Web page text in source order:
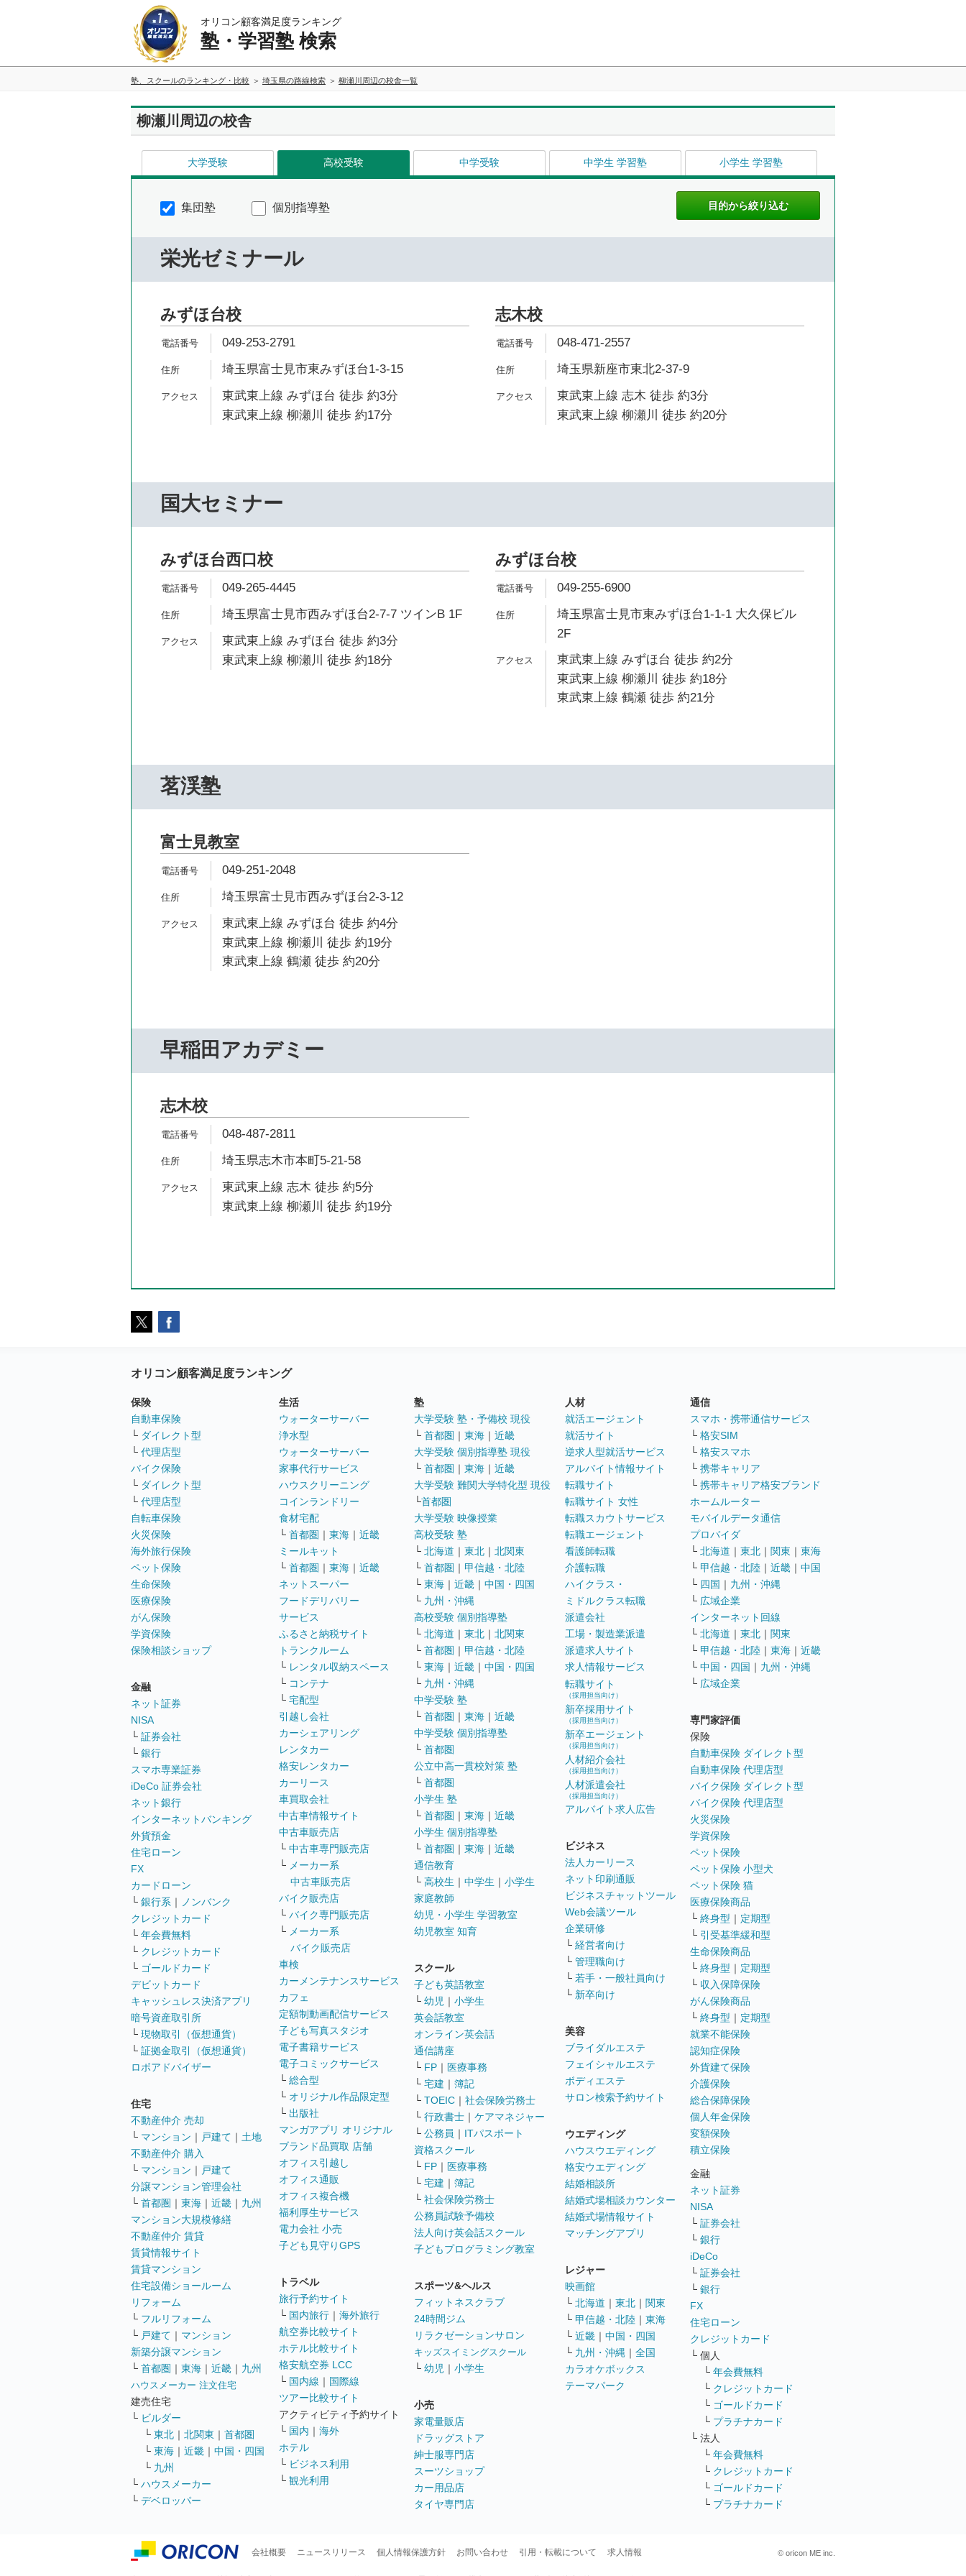
オリコン顧客満足度ランキング
塾・学習塾 検索
塾、スクールのランキング・比較 埼玉県の路線検索 柳瀬川周辺の校舎一覧
柳瀬川周辺の校舎
大学受験 高校受験 中学受験 中学生 学習塾 小学生 学習塾
集団塾 個別指導塾
栄光ゼミナール
みずほ台校
049-253-2791
埼玉県富士見市東みずほ台1-3-15
東武東上線 みずほ台 徒歩 約3分
東武東上線 柳瀬川 徒歩 約17分
志木校
048-471-2557
埼玉県新座市東北2-37-9
東武東上線 志木 徒歩 約3分
東武東上線 柳瀬川 徒歩 約20分
国大セミナー
みずほ台西口校
049-265-4445
埼玉県富士見市西みずほ台2-7-7 ツインB 1F
東武東上線 みずほ台 徒歩 約3分
東武東上線 柳瀬川 徒歩 約18分
みずほ台校
049-255-6900
埼玉県富士見市東みずほ台1-1-1 大久保ビル
2F
東武東上線 みずほ台 徒歩 約2分
東武東上線 柳瀬川 徒歩 約18分
東武東上線 鶴瀬 徒歩 約21分
茗渓塾
富士見教室
049-251-2048
埼玉県富士見市西みずほ台2-3-12
東武東上線 みずほ台 徒歩 約4分
東武東上線 柳瀬川 徒歩 約19分
東武東上線 鶴瀬 徒歩 約20分
早稲田アカデミー
志木校
048-487-2811
埼玉県志木市本町5-21-58
東武東上線 志木 徒歩 約5分
東武東上線 柳瀬川 徒歩 約19分
オリコン顧客満足度ランキング
保険
自動車保険
└ ダイレクト型
└ 代理店型
バイク保険
└ ダイレクト型
└ 代理店型
自転車保険
火災保険
海外旅行保険
ペット保険
生命保険
医療保険
がん保険
学資保険
保険相談ショップ
金融
ネット証券
NISA
└ 証券会社
└ 銀行
スマホ専業証券
iDeCo 証券会社
ネット銀行
インターネットバンキング
外貨預金
住宅ローン
FX
カードローン
└ 銀行系 ｜
ノンバンク
クレジットカード
└ 年会費無料
└ クレジットカード
└ ゴールドカード
デビットカード
キャッシュレス決済アプリ
暗号資産取引所
└ 現物取引（仮想通貨）
└ 証拠金取引（仮想通貨）
ロボアドバイザー
住宅
不動産仲介 売却
└ マンション ｜ 戸建て ｜ 土地
不動産仲介 購入
└ マンション ｜ 戸建て
分譲マンション管理会社
└ 首都圏 ｜ 東海 ｜ 近畿 ｜ 九州
マンション大規模修繕
不動産仲介 賃貸
賃貸情報サイト
賃貸マンション
住宅設備ショールーム
リフォーム
└ フルリフォーム
└ 戸建て ｜ マンション
新築分譲マンション
└ 首都圏 ｜ 東海 ｜ 近畿 ｜ 九州
ハウスメーカー 注文住宅
建売住宅
└ ビルダー
└ 東北 ｜ 北関東 ｜ 首都圏
└ 東海 ｜ 近畿 ｜ 中国・四国
└ 九州
└ ハウスメーカー
└ デベロッパー
生活
ウォーターサーバー
浄水型
ウォーターサーバー
家事代行サービス
ハウスクリーニング
コインランドリー
食材宅配
└ 首都圏 ｜ 東海 ｜ 近畿
ミールキット
└ 首都圏 ｜ 東海 ｜ 近畿
ネットスーパー
フードデリバリー
サービス
ふるさと納税サイト
トランクルーム
└ レンタル収納スペース
└ コンテナ
└ 宅配型
引越し会社
カーシェアリング
レンタカー
格安レンタカー
カーリース
車買取会社
中古車情報サイト
中古車販売店
└ 中古車専門販売店
└ メーカー系
中古車販売店
バイク販売店
└ バイク専門販売店
└ メーカー系
バイク販売店
車検
カーメンテナンスサービス
カフェ
定額制動画配信サービス
子ども写真スタジオ
電子書籍サービス
電子コミックサービス
└ 総合型
└ オリジナル作品限定型
└ 出版社
マンガアプリ オリジナル
ブランド品買取 店舗
オフィス引越し
オフィス通販
オフィス複合機
福利厚生サービス
電力会社 小売
子ども見守りGPS
トラベル
旅行予約サイト
└ 国内旅行 ｜ 海外旅行
航空券比較サイト
ホテル比較サイト
格安航空券 LCC
└ 国内線 ｜ 国際線
ツアー比較サイト
アクティビティ予約サイト
└ 国内 ｜ 海外
ホテル
└ ビジネス利用
└ 観光利用
塾
大学受験 塾・予備校 現役
└ 首都圏 ｜ 東海 ｜ 近畿
大学受験 個別指導塾 現役
└ 首都圏 ｜ 東海 ｜ 近畿
大学受験 難関大学特化型 現役
└首都圏
大学受験 映像授業
高校受験 塾
└ 北海道 ｜ 東北 ｜ 北関東
└ 首都圏 ｜ 甲信越・北陸
└ 東海 ｜ 近畿 ｜ 中国・四国
└ 九州・沖縄
高校受験 個別指導塾
└ 北海道 ｜ 東北 ｜ 北関東
└ 首都圏 ｜ 甲信越・北陸
└ 東海 ｜ 近畿 ｜ 中国・四国
└ 九州・沖縄
中学受験 塾
└ 首都圏 ｜ 東海 ｜ 近畿
中学受験 個別指導塾
└ 首都圏
公立中高一貫校対策 塾
└ 首都圏
小学生 塾
└ 首都圏 ｜ 東海 ｜ 近畿
小学生 個別指導塾
└ 首都圏 ｜ 東海 ｜ 近畿
通信教育
└ 高校生 ｜ 中学生 ｜ 小学生
家庭教師
幼児・小学生 学習教室
幼児教室 知育
スクール
子ども英語教室
└ 幼児 ｜ 小学生
英会話教室
オンライン英会話
通信講座
└ FP ｜ 医療事務
└ 宅建 ｜ 簿記
└ TOEIC ｜ 社会保険労務士
└ 行政書士 ｜ ケアマネジャー
└ 公務員 ｜ ITパスポート
資格スクール
└ FP ｜ 医療事務
└ 宅建 ｜ 簿記
└ 社会保険労務士
公務員試験予備校
法人向け英会話スクール
子どもプログラミング教室
スポーツ&ヘルス
フィットネスクラブ
24時間ジム
リラクゼーションサロン
キッズスイミングスクール
└ 幼児 ｜ 小学生
小売
家電量販店
ドラッグストア
紳士服専門店
スーツショップ
カー用品店
タイヤ専門店
人材
就活エージェント
就活サイト
逆求人型就活サービス
アルバイト情報サイト
転職サイト
転職サイト 女性
転職スカウトサービス
転職エージェント
看護師転職
介護転職
ハイクラス・
ミドルクラス転職
派遣会社
工場・製造業派遣
派遣求人サイト
求人情報サービス
転職サイト
（採用担当向け）
新卒採用サイト
（採用担当向け）
新卒エージェント
（採用担当向け）
人材紹介会社
（採用担当向け）
人材派遣会社
（採用担当向け）
アルバイト求人広告
ビジネス
法人カーリース
ネット印刷通販
ビジネスチャットツール
Web会議ツール
企業研修
└ 経営者向け
└ 管理職向け
└ 若手・一般社員向け
└ 新卒向け
美容
ブライダルエステ
フェイシャルエステ
ボディエステ
サロン検索予約サイト
ウエディング
ハウスウエディング
格安ウエディング
結婚相談所
結婚式場相談カウンター
結婚式場情報サイト
マッチングアプリ
レジャー
映画館
└ 北海道 ｜ 東北 ｜ 関東
└ 甲信越・北陸 ｜ 東海
└ 近畿 ｜ 中国・四国
└ 九州・沖縄 ｜ 全国
カラオケボックス
テーマパーク
通信
スマホ・携帯通信サービス
└ 格安SIM
└ 格安スマホ
└ 携帯キャリア
└ 携帯キャリア格安ブランド
ホームルーター
モバイルデータ通信
プロバイダ
└ 北海道 ｜ 東北 ｜ 関東 ｜ 東海
└ 甲信越・北陸 ｜ 近畿 ｜ 中国
└ 四国 ｜ 九州・沖縄
└ 広域企業
インターネット回線
└ 北海道 ｜ 東北 ｜ 関東
└ 甲信越・北陸 ｜ 東海 ｜ 近畿
└ 中国・四国 ｜ 九州・沖縄
└ 広域企業
専門家評価
保険
自動車保険 ダイレクト型
自動車保険 代理店型
バイク保険 ダイレクト型
バイク保険 代理店型
火災保険
学資保険
ペット保険
ペット保険 小型犬
ペット保険 猫
医療保険商品
└ 終身型 ｜ 定期型
└ 引受基準緩和型
生命保険商品
└ 終身型 ｜ 定期型
└ 収入保障保険
がん保険商品
└ 終身型 ｜ 定期型
就業不能保険
認知症保険
外貨建て保険
介護保険
総合保障保険
個人年金保険
変額保険
積立保険
金融
ネット証券
NISA
└ 証券会社
└ 銀行
iDeCo
└ 証券会社
└ 銀行
FX
住宅ローン
クレジットカード
└ 個人
└ 年会費無料
└ クレジットカード
└ ゴールドカード
└ プラチナカード
└ 法人
└ 年会費無料
└ クレジットカード
└ ゴールドカード
└ プラチナカード
会社概要 ニュースリリース 個人情報保護方針 お問い合わせ 引用・転載について 求人情報 © oricon ME inc.